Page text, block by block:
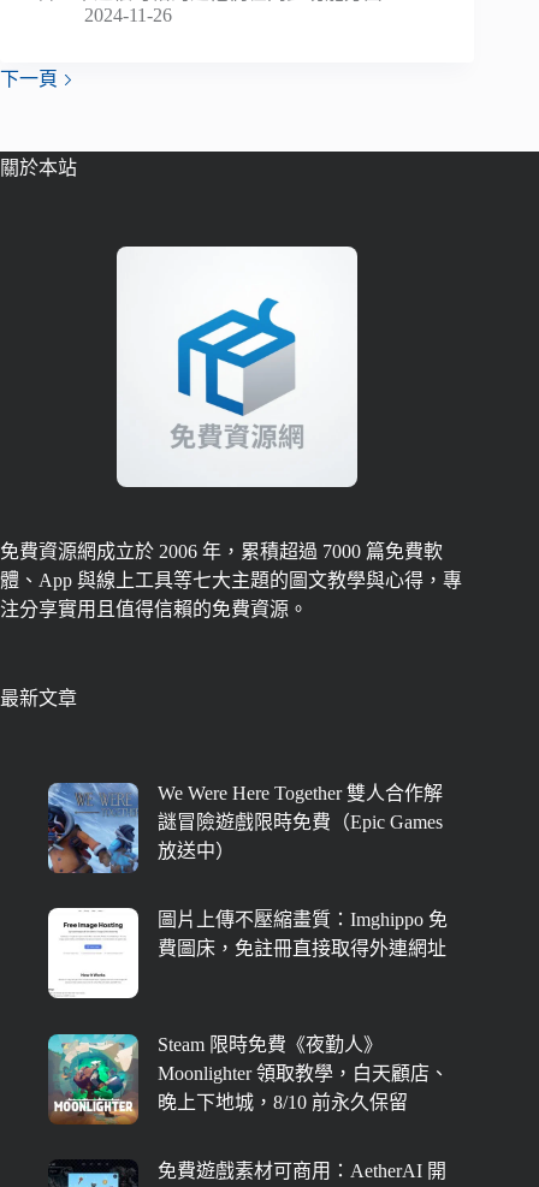
2024-11-26
下一頁
關於本站
免費資源網成立於 2006 年，累積超過 7000 篇免費軟
體、App 與線上工具等七大主題的圖文教學與心得，專
注分享實用且值得信賴的免費資源。
最新文章
We Were Here Together 雙人合作解
謎冒險遊戲限時免費（Epic Games
放送中）
圖片上傳不壓縮畫質：Imghippo 免
費圖床，免註冊直接取得外連網址
Steam 限時免費《夜勤人》
Moonlighter 領取教學，白天顧店、
晚上下地城，8/10 前永久保留
免費遊戲素材可商用：AetherAI 開